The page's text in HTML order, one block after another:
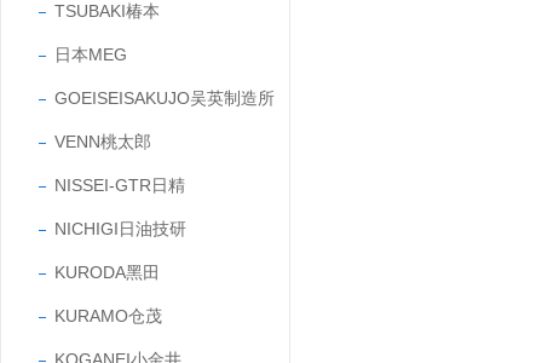
TSUBAKI椿本
日本MEG
GOEISEISAKUJO吴英制造所
VENN桃太郎
NISSEI-GTR日精
NICHIGI日油技研
KURODA黑田
KURAMO仓茂